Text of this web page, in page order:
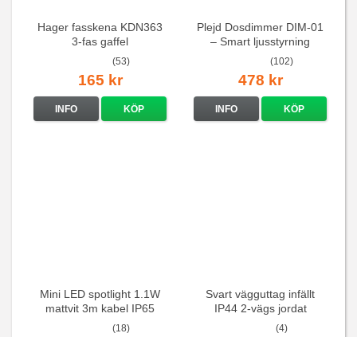
Hager fasskena KDN363
3-fas gaffel
(53)
165 kr
INFO KÖP
Plejd Dosdimmer DIM-01
– Smart ljusstyrning
(102)
478 kr
INFO KÖP
Mini LED spotlight 1.1W
mattvit 3m kabel IP65
(18)
Svart vägguttag infällt
IP44 2-vägs jordat
(4)